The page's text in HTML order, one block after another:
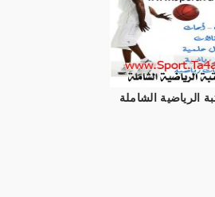
الرياضية الشاملة